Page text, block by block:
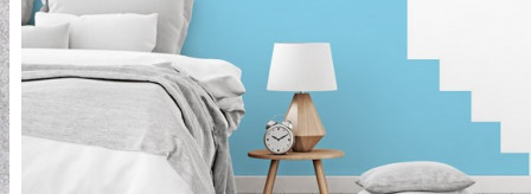
DESIGN TAPÉTÁK